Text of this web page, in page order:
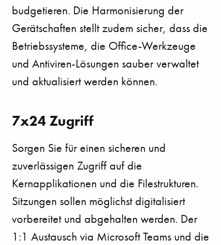
budgetieren. Die Harmonisierung der
Gerätschaften stellt zudem sicher, dass die
Betriebssysteme, die Office-Werkzeuge
und Antiviren-Lösungen sauber verwaltet
und aktualisiert werden können.
7x24 Zugriff
Sorgen Sie für einen sicheren und
zuverlässigen Zugriff auf die
Kernapplikationen und die Filestrukturen.
Sitzungen sollen möglichst digitalisiert
vorbereitet und abgehalten werden. Der
1:1 Austausch via Microsoft Teams und die